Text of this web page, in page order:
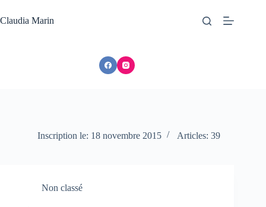
au
contenu
Claudia Marin
Inscription le: 18 novembre 2015 Articles: 39
Non classé